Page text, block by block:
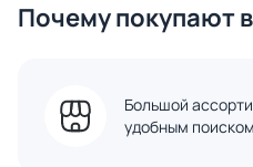
Почему покупают
Большой
удобным поиском